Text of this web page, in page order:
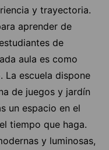
y trayectoria.
aprender de
de
aula es como
La escuela dispone
de juegos y jardín
un espacio en el
tiempo que haga.
y luminosas,